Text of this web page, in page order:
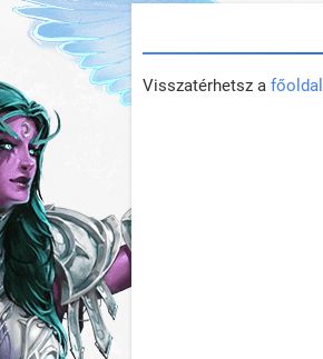
Visszatérhetsz a főoldal